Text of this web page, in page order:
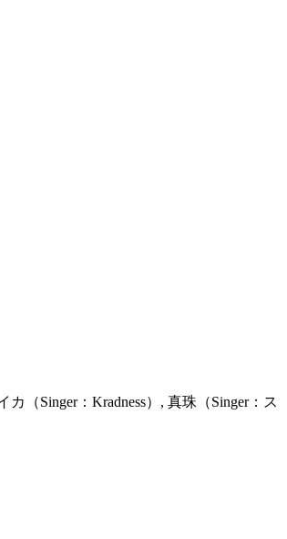
（Singer：Kradness）, 真珠（Singer：ス